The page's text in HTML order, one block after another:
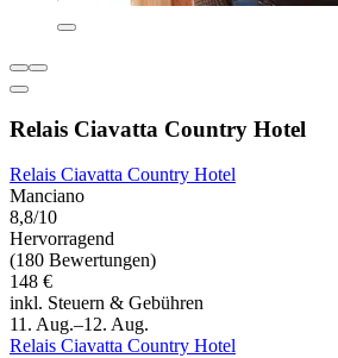
Relais Ciavatta Country Hotel
Relais Ciavatta Country Hotel
Manciano
8,8/10
Hervorragend
(180 Bewertungen)
148 €
inkl. Steuern & Gebühren
11. Aug.–12. Aug.
Relais Ciavatta Country Hotel